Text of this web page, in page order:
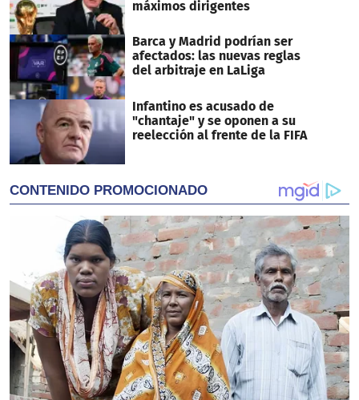
máximos dirigentes
Barca y Madrid podrían ser
afectados: las nuevas reglas
del arbitraje en LaLiga
Infantino es acusado de
"chantaje" y se oponen a su
reelección al frente de la FIFA